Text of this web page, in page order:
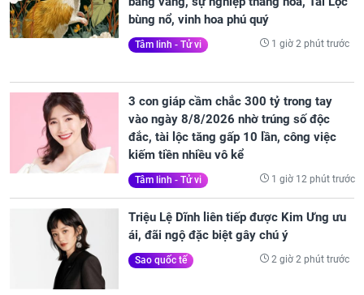
bùng nổ, vinh hoa phú quý
Tâm linh - Tử vi 1 giờ 2 phút trước
3 con giáp cầm chắc 300 tỷ trong tay
vào ngày 8/8/2026 nhờ trúng số độc
đắc, tài lộc tăng gấp 10 lần, công việc
kiếm tiền nhiều vô kể
Tâm linh - Tử vi 1 giờ 12 phút trước
Triệu Lệ Dĩnh liên tiếp được Kim Ưng ưu
ái, đãi ngộ đặc biệt gây chú ý
Sao quốc tế 2 giờ 2 phút trước